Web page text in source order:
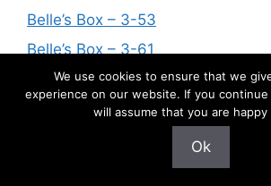
Belle’s Box – 3-53
Belle’s Box – 3-61
Belle’s Box – 3-33 and 3-65
Belle’s Box – 3-66
We use cookies to ensure that we
experience on our website. If you
will assume that you are
Ok